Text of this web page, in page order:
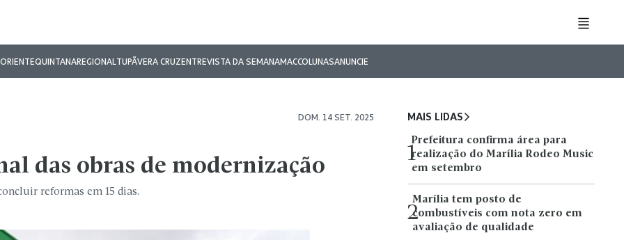
ORIENTEQUINTANAREGIONALTUPÃVERA CRUZENTREVISTA DA SEMANAMACCOLUNASANUNCIE
DOM. 14 SET. 2025
das obras de modernização
reformas em 15 dias.
MAIS LIDAS
1
Prefeitura confirma área para
realização do Marília Rodeo Music
em setembro
2
Marília tem posto de
combustíveis com nota zero em
avaliação de qualidade